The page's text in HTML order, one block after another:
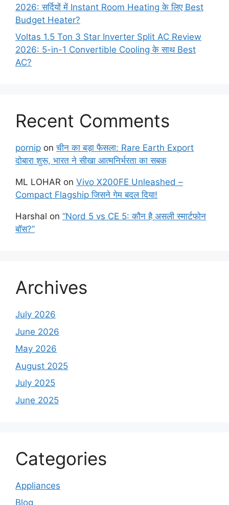
2026: सर्दियों में Instant Room Heating के लिए Best
Budget Heater?
Voltas 1.5 Ton 3 Star Inverter Split AC Review
2026: 5-in-1 Convertible Cooling के साथ Best
AC?
Recent Comments
pornip onचीन का बड़ा फैसला: Rare Earth Export
दोबारा शुरू, भारत ने सीखा आत्मनिर्भरता का सबक
ML LOHAR on Vivo X200FE Unleashed –
Compact Flagship जिसने गेम बदल दिया!
Harshal on “Nord 5 vs CE 5: कौन है असली स्मार्टफोन
बॉस?”
Archives
July 2026
June 2026
May 2026
August 2025
July 2025
June 2025
Categories
Appliances
Blog